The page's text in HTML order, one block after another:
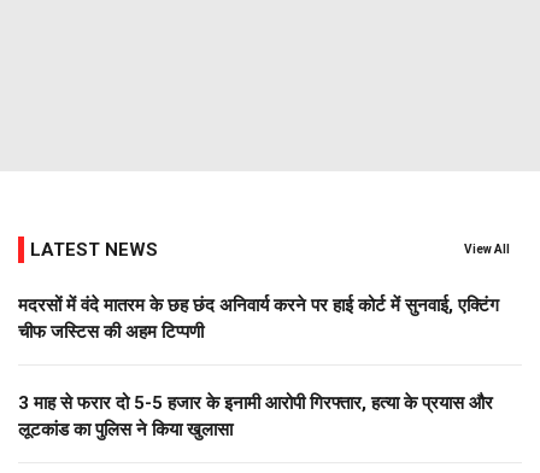
LATEST NEWS View All
मदरसों में वंदे मातरम के छह छंद अनिवार्य करने पर हाई कोर्ट में सुनवाई, एक्टिंग
चीफ जस्टिस की अहम टिप्पणी
3 माह से फरार दो ₹5-5 हजार के इनामी आरोपी गिरफ्तार, हत्या के प्रयास और
लूटकांड का पुलिस ने किया खुलासा